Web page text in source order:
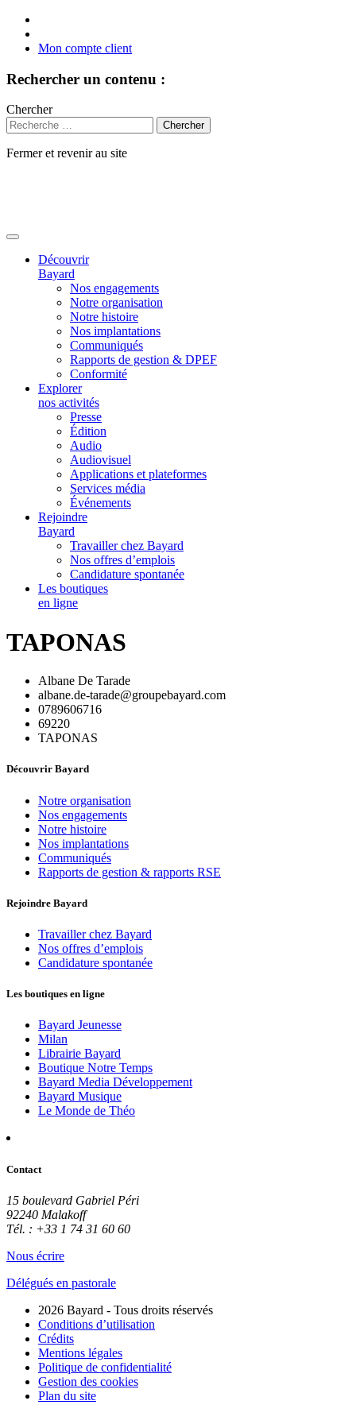
Mon compte client
Rechercher un contenu :
Chercher
Fermer et revenir au site
Découvrir
Bayard
Nos engagements
Notre organisation
Notre histoire
Nos implantations
Communiqués
Rapports de gestion & DPEF
Conformité
Explorer
nos activités
Presse
Édition
Audio
Audiovisuel
Applications et plateformes
Services média
Événements
Rejoindre
Bayard
Travailler chez Bayard
Nos offres d’emplois
Candidature spontanée
Les boutiques
en ligne
TAPONAS
Albane De Tarade
albane.de-tarade@groupebayard.com
0789606716
69220
TAPONAS
Découvrir Bayard
Notre organisation
Nos engagements
Notre histoire
Nos implantations
Communiqués
Rapports de gestion & rapports RSE
Rejoindre Bayard
Travailler chez Bayard
Nos offres d’emplois
Candidature spontanée
Les boutiques en ligne
Bayard Jeunesse
Milan
Librairie Bayard
Boutique Notre Temps
Bayard Media Développement
Bayard Musique
Le Monde de Théo
Contact
15 boulevard Gabriel Péri
92240 Malakoff
Tél. : +33 1 74 31 60 60
Nous écrire
Délégués en pastorale
2026 Bayard - Tous droits réservés
Conditions d’utilisation
Crédits
Mentions légales
Politique de confidentialité
Gestion des cookies
Plan du site